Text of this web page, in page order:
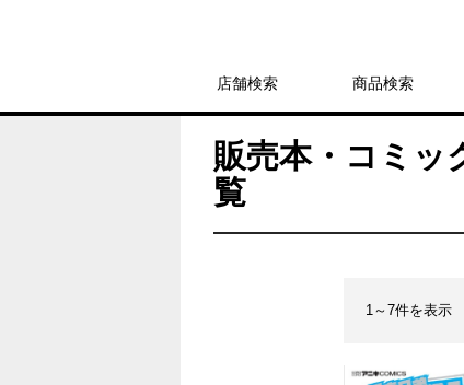
店舗検索 商品検索
販売本・コミッ
覧
1～7件を表示